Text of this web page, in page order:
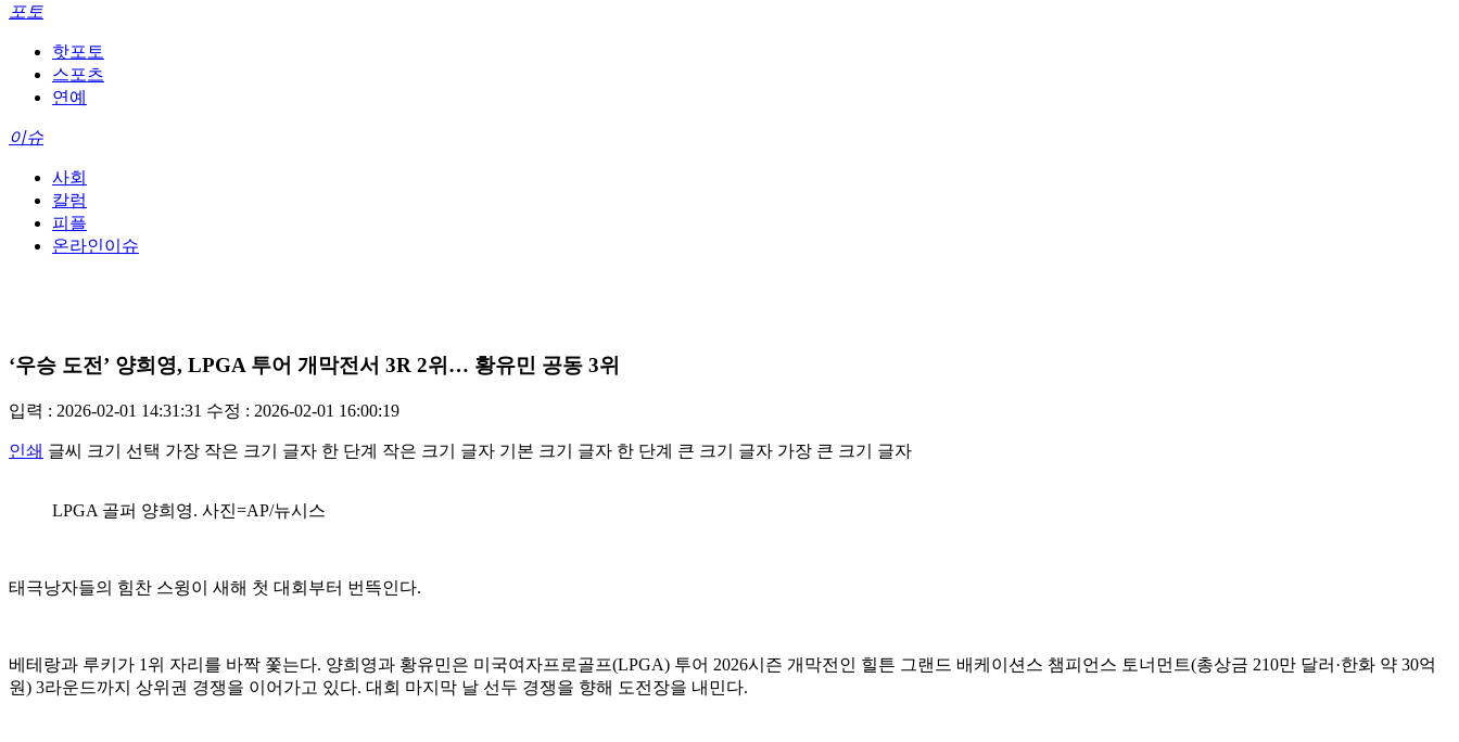
포토
핫포토
스포츠
연예
이슈
사회
칼럼
피플
온라인이슈
‘우승 도전’ 양희영, LPGA 투어 개막전서 3R 2위… 황유민 공동 3위
입력 : 2026-02-01 14:31:31 수정 : 2026-02-01 16:00:19
인쇄 글씨 크기 선택 가장 작은 크기 글자 한 단계 작은 크기 글자 기본 크기 글자 한 단계 큰 크기 글자 가장 큰 크기 글자
LPGA 골퍼 양희영. 사진=AP/뉴시스
태극낭자들의 힘찬 스윙이 새해 첫 대회부터 번뜩인다.
베테랑과 루키가 1위 자리를 바짝 쫓는다. 양희영과 황유민은 미국여자프로골프(LPGA) 투어 2026시즌 개막전인 힐튼 그랜드 배케이션스 챔피언스 토너먼트(총상금 210만 달러·한화 약 30억
원) 3라운드까지 상위권 경쟁을 이어가고 있다. 대회 마지막 날 선두 경쟁을 향해 도전장을 내민다.